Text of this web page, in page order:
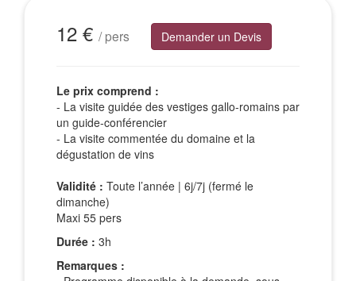
12 € / pers Demander un Devis
Le prix comprend :
- La visite guidée des vestiges gallo-romains par
un guide-conférencier
- La visite commentée du domaine et la
dégustation de vins
Validité : Toute l’année | 6j/7j (fermé le
dimanche)
Maxi 55 pers
Durée : 3h
Remarques :